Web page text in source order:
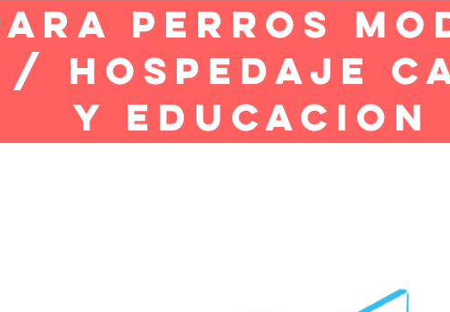
perros
hospedaje
y educacion